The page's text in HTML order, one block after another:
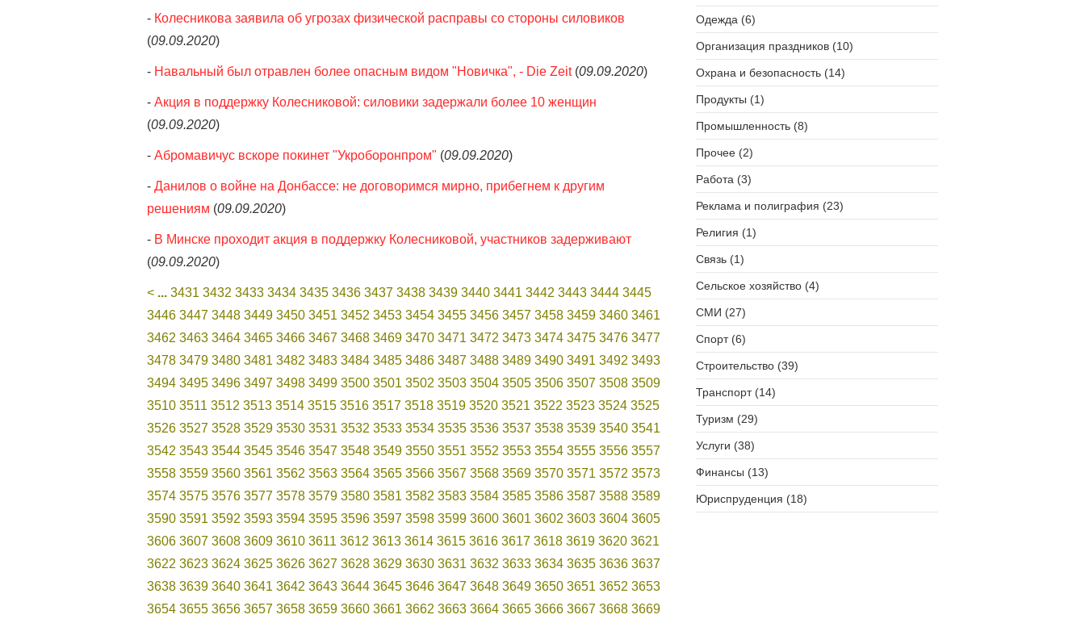
- Колесникова заявила об угрозах физической расправы со стороны силовиков
(09.09.2020)
- Навальный был отравлен более опасным видом "Новичка", - Die Zeit(09.09.2020)
- Акция в поддержку Колесниковой: силовики задержали более 10 женщин
(09.09.2020)
- Абромавичус вскоре покинет "Укроборонпром" (09.09.2020)
- Данилов о войне на Донбассе: не договоримся мирно, прибегнем к другим
решениям (09.09.2020)
- В Минске проходит акция в поддержку Колесниковой, участников задерживают
(09.09.2020)
< ... 3431 3432 3433 3434 3435 3436 3437 3438 3439 3440 3441 3442 3443 3444 3445
3446 3447 3448 3449 3450 3451 3452 3453 3454 3455 3456 3457 3458 3459 3460 3461
3462 3463 3464 3465 3466 3467 3468 3469 3470 3471 3472 3473 3474 3475 3476 3477
3478 3479 3480 3481 3482 3483 3484 3485 3486 3487 3488 3489 3490 3491 3492 3493
3494 3495 3496 3497 3498 3499 3500 3501 3502 3503 3504 3505 3506 3507 3508 3509
3510 3511 3512 3513 3514 3515 3516 3517 3518 3519 3520 3521 3522 3523 3524 3525
3526 3527 3528 3529 3530 3531 3532 3533 3534 3535 3536 3537 3538 3539 3540 3541
3542 3543 3544 3545 3546 3547 3548 3549 3550 3551 3552 3553 3554 3555 3556 3557
3558 3559 3560 3561 3562 3563 3564 3565 3566 3567 3568 3569 3570 3571 3572 3573
3574 3575 3576 3577 3578 3579 3580 3581 3582 3583 3584 3585 3586 3587 3588 3589
3590 3591 3592 3593 3594 3595 3596 3597 3598 3599 3600 3601 3602 3603 3604 3605
3606 3607 3608 3609 3610 3611 3612 3613 3614 3615 3616 3617 3618 3619 3620 3621
3622 3623 3624 3625 3626 3627 3628 3629 3630 3631 3632 3633 3634 3635 3636 3637
3638 3639 3640 3641 3642 3643 3644 3645 3646 3647 3648 3649 3650 3651 3652 3653
3654 3655 3656 3657 3658 3659 3660 3661 3662 3663 3664 3665 3666 3667 3668 3669
Одежда (6)
Организация праздников (10)
Охрана и безопасность (14)
Продукты (1)
Промышленность (8)
Прочее (2)
Работа (3)
Реклама и полиграфия (23)
Религия (1)
Связь (1)
Сельское хозяйство (4)
СМИ (27)
Спорт (6)
Строительство (39)
Транспорт (14)
Туризм (29)
Услуги (38)
Финансы (13)
Юриспруденция (18)